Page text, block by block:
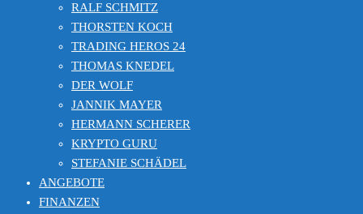
RALF SCHMITZ
THORSTEN KOCH
TRADING HEROS 24
THOMAS KNEDEL
DER WOLF
JANNIK MAYER
HERMANN SCHERER
KRYPTO GURU
STEFANIE SCHÄDEL
ANGEBOTE
FINANZEN